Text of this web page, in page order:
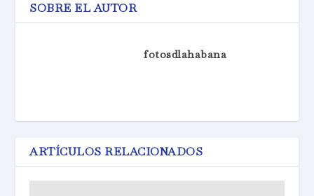
SOBRE EL AUTOR
fotosdlahabana
ARTÍCULOS RELACIONADOS